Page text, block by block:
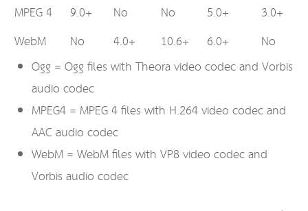
MPEG 4
9.0+ No No 5.0+
3.0+
WebM
No 4.0+ 10.6+ 6.0+
No
Ogg = Ogg files with Theora video codec and Vorbis
audio codec
MPEG4 = MPEG 4 files with H.264 video codec and
AAC audio codec
WebM = WebM files with VP8 video codec and
Vorbis audio codec